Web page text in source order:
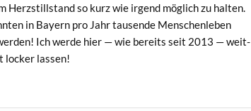
Herzstill­stand so kurz wie irgend möglich zu hal­ten.
in Bay­ern pro Jahr tausende Men­schen­leben
Ich werde hier — wie bere­its seit 2013 — weit­
lock­er lassen!